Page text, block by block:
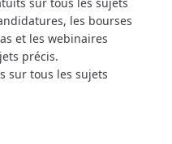
les bourses
et les webinaires
précis.
sur tous les sujets